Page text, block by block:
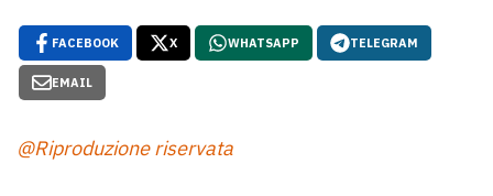
FACEBOOK X WHATSAPP TELEGRAM
EMAIL
@Riproduzione riservata